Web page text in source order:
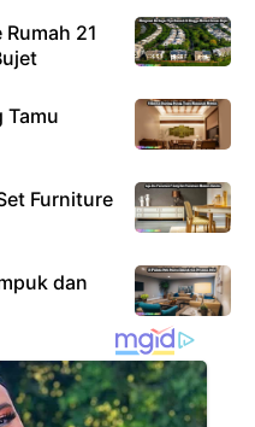
21
Tamu
Furniture
dan